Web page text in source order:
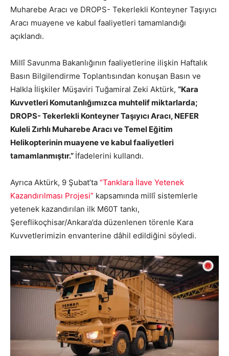
Muharebe Aracı ve DROPS- Tekerlekli Konteyner Taşıyıcı
Aracı muayene ve kabul faaliyetleri tamamlandığı
açıklandı.
Millî Savunma Bakanlığının faaliyetlerine ilişkin Haftalık
Basın Bilgilendirme Toplantısından konuşan Basın ve
Halkla İlişkiler Müşaviri Tuğamiral Zeki Aktürk, “Kara
Kuvvetleri Komutanlığımızca muhtelif miktarlarda;
DROPS- Tekerlekli Konteyner Taşıyıcı Aracı, NEFER
Kuleli Zırhlı Muharebe Aracı ve Temel Eğitim
Helikopterinin muayene ve kabul faaliyetleri
tamamlanmıştır.” İfadelerini kullandı.
Ayrıca Aktürk, 9 Şubat’ta “Tanklara İlave Yetenek
Kazandırılması Projesi” kapsamında millî sistemlerle
yetenek kazandırılan ilk M60T tankı,
Şereflikoçhisar/Ankara’da düzenlenen törenle Kara
Kuvvetlerimizin envanterine dâhil edildiğini söyledi.